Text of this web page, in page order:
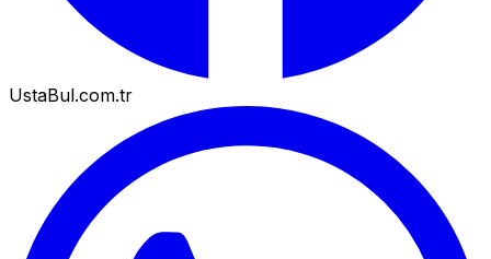
UstaBul.com.tr